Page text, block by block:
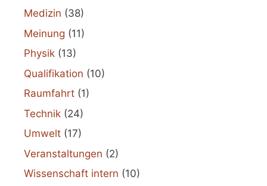
Medizin (38)
Meinung (11)
Physik (13)
Qualifikation (10)
Raumfahrt (1)
Technik (24)
Umwelt (17)
Veranstaltungen (2)
Wissenschaft intern (10)